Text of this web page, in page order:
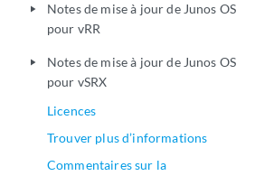
play_arrow
Notes de mise à jour de Junos OS
pour vRR
play_arrow
Notes de mise à jour de Junos OS
pour vSRX
Licences
Trouver plus d’informations
Commentaires sur la